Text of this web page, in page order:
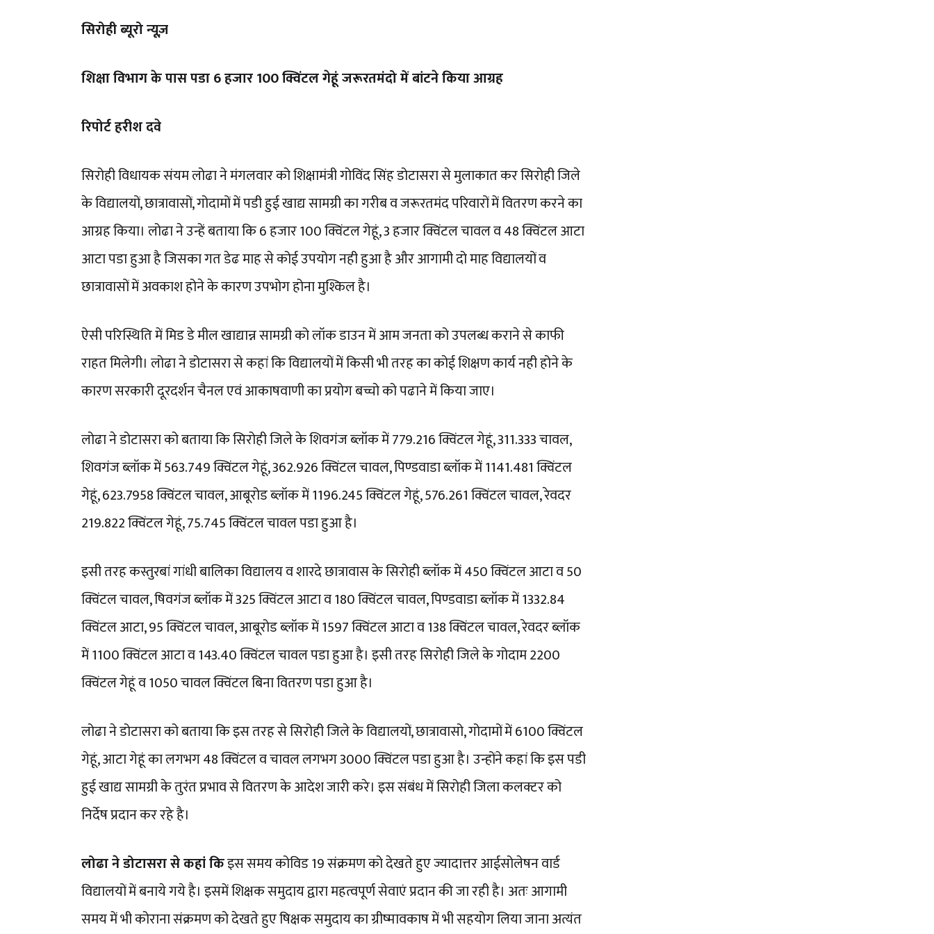
सिरोही ब्यूरो न्यूज़
शिक्षा विभाग के पास पडा 6 हजार 100 क्विंटल गेहूं जरूरतमंदो में बांटने किया आग्रह
रिपोर्ट हरीश दवे
सिरोही विधायक संयम लोढा ने मंगलवार को शिक्षामंत्री गोविंद सिंह डोटासरा से मुलाकात कर सिरोही जिले
के विद्यालयों, छात्रावासों, गोदामों में पडी हुई खाद्य सामग्री का गरीब व जरूरतमंद परिवारों में वितरण करने का
आग्रह किया। लोढा ने उन्हें बताया कि 6 हजार 100 क्विंटल गेहूं, 3 हजार क्विंटल चावल व 48 क्विंटल आटा
आटा पडा हुआ है जिसका गत डेढ माह से कोई उपयोग नही हुआ है और आगामी दो माह विद्यालयों व
छात्रावासों में अवकाश होने के कारण उपभोग होना मुश्किल है।
ऐसी परिस्थिति में मिड डे मील खाद्यान्न सामग्री को लॉक डाउन में आम जनता को उपलब्ध कराने से काफी
राहत मिलेगी। लोढा ने डोटासरा से कहां कि विद्यालयों में किसी भी तरह का कोई शिक्षण कार्य नही होने के
कारण सरकारी दूरदर्शन चैनल एवं आकाषवाणी का प्रयोग बच्चो को पढाने में किया जाए।
लोढा ने डोटासरा को बताया कि सिरोही जिले के शिवगंज ब्लॉक में 779.216 क्विंटल गेहूं, 311.333 चावल,
शिवगंज ब्लॉक में 563.749 क्विंटल गेहूं, 362.926 क्विंटल चावल, पिण्डवाडा ब्लॉक में 1141.481 क्विंटल
गेहूं, 623.7958 क्विंटल चावल, आबूरोड ब्लॉक में 1196.245 क्विंटल गेहूं, 576.261 क्विंटल चावल, रेवदर
219.822 क्विंटल गेहूं, 75.745 क्विंटल चावल पडा हुआ है।
इसी तरह कस्तुरबां गांधी बालिका विद्यालय व शारदे छात्रावास के सिरोही ब्लॉक में 450 क्विंटल आटा व 50
क्विंटल चावल, षिवगंज ब्लॉक में 325 क्विंटल आटा व 180 क्विंटल चावल, पिण्डवाडा ब्लॉक में 1332.84
क्विंटल आटा, 95 क्विंटल चावल, आबूरोड ब्लॉक में 1597 क्विंटल आटा व 138 क्विंटल चावल, रेवदर ब्लॉक
में 1100 क्विंटल आटा व 143.40 क्विंटल चावल पडा हुआ है। इसी तरह सिरोही जिले के गोदाम 2200
क्विंटल गेहूं व 1050 चावल क्विंटल बिना वितरण पडा हुआ है।
लोढा ने डोटासरा को बताया कि इस तरह से सिरोही जिले के विद्यालयों, छात्रावासो, गोदामों में 6100 क्विंटल
गेहूं, आटा गेहूं का लगभग 48 क्विंटल व चावल लगभग 3000 क्विंटल पडा हुआ है। उन्होंने कहां कि इस पडी
हुई खाद्य सामग्री के तुरंत प्रभाव से वितरण के आदेश जारी करे। इस संबंध में सिरोही जिला कलक्टर को
निर्देष प्रदान कर रहे है।
लोढा ने डोटासरा से कहां किइस समय कोविड 19 संक्रमण को देखते हुए ज्यादात्तर आईसोलेषन वार्ड
विद्यालयों में बनाये गये है। इसमें शिक्षक समुदाय द्वारा महत्वपूर्ण सेवाएं प्रदान की जा रही है। अतः आगामी
समय में भी कोराना संक्रमण को देखते हुए षिक्षक समुदाय का ग्रीष्मावकाष में भी सहयोग लिया जाना अत्यंत